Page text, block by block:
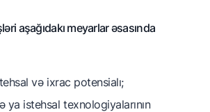
aşağıdakı meyarlar əsasında
və ixrac potensialı;
ya istehsal texnologiyalarının